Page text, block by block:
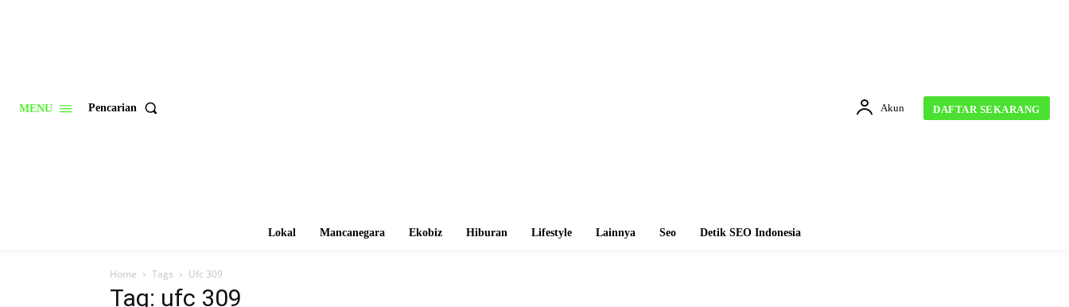
MENU Pencarian Akun DAFTAR SEKARANG
Lokal Mancanegara Ekobiz Hiburan Lifestyle Lainnya Seo Detik SEO Indonesia
Home Tags Ufc 309
Tag: ufc 309